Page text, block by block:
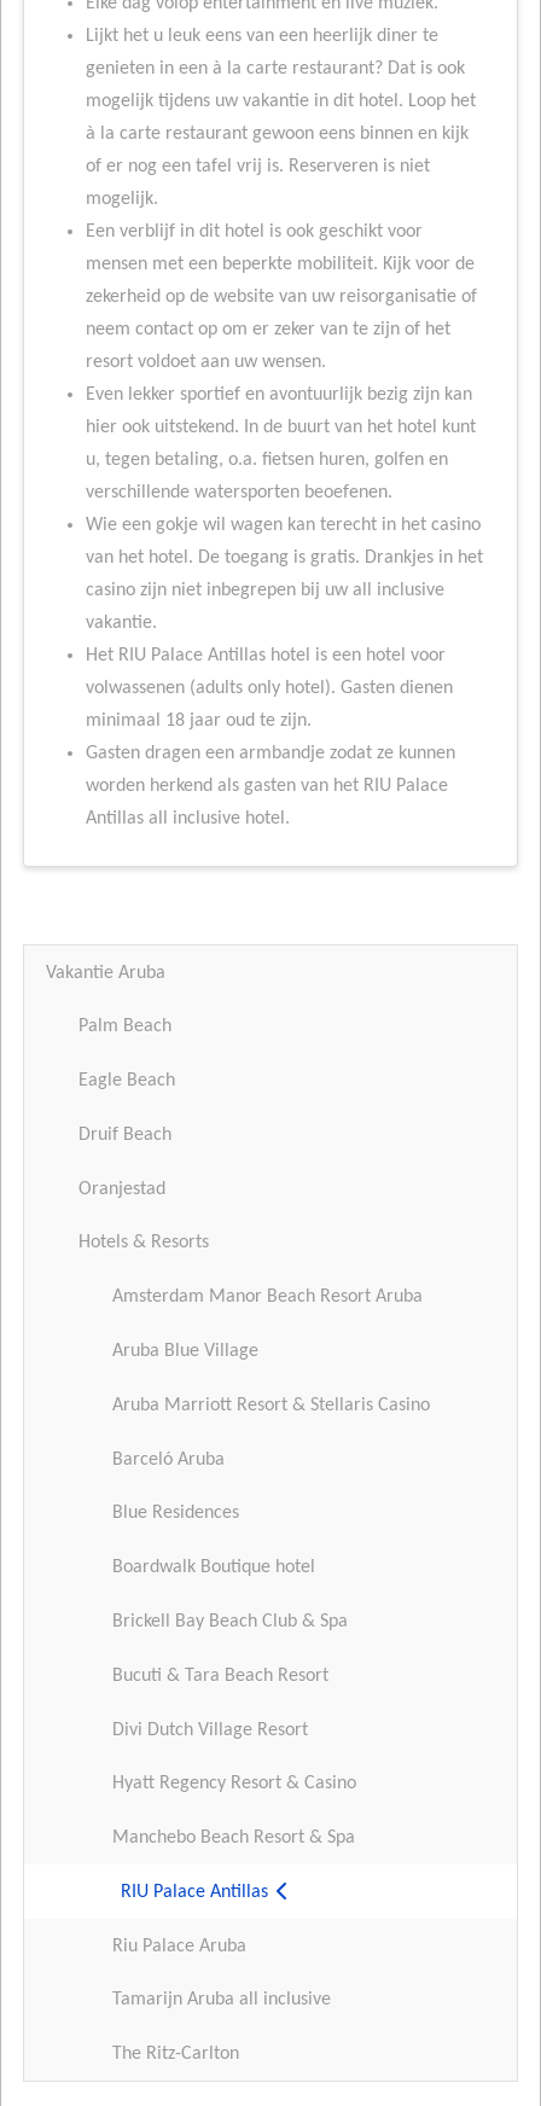
Lijkt het u leuk eens van een heerlijk diner te
genieten in een à la carte restaurant? Dat is ook
mogelijk tijdens uw vakantie in dit hotel. Loop het
à la carte restaurant gewoon eens binnen en kijk
of er nog een tafel vrij is. Reserveren is niet
mogelijk.
Een verblijf in dit hotel is ook geschikt voor
mensen met een beperkte mobiliteit. Kijk voor de
zekerheid op de website van uw reisorganisatie of
neem contact op om er zeker van te zijn of het
resort voldoet aan uw wensen.
Even lekker sportief en avontuurlijk bezig zijn kan
hier ook uitstekend. In de buurt van het hotel kunt
u, tegen betaling, o.a. fietsen huren, golfen en
verschillende watersporten beoefenen.
Wie een gokje wil wagen kan terecht in het casino
van het hotel. De toegang is gratis. Drankjes in het
casino zijn niet inbegrepen bij uw all inclusive
vakantie.
Het RIU Palace Antillas hotel is een hotel voor
volwassenen (adults only hotel). Gasten dienen
minimaal 18 jaar oud te zijn.
Gasten dragen een armbandje zodat ze kunnen
worden herkend als gasten van het RIU Palace
Antillas all inclusive hotel.
Vakantie Aruba
Palm Beach
Eagle Beach
Druif Beach
Oranjestad
Hotels & Resorts
Amsterdam Manor Beach Resort Aruba
Aruba Blue Village
Aruba Marriott Resort & Stellaris Casino
Barceló Aruba
Blue Residences
Boardwalk Boutique hotel
Brickell Bay Beach Club & Spa
Bucuti & Tara Beach Resort
Divi Dutch Village Resort
Hyatt Regency Resort & Casino
Manchebo Beach Resort & Spa
RIU Palace Antillas
Riu Palace Aruba
Tamarijn Aruba all inclusive
The Ritz-Carlton